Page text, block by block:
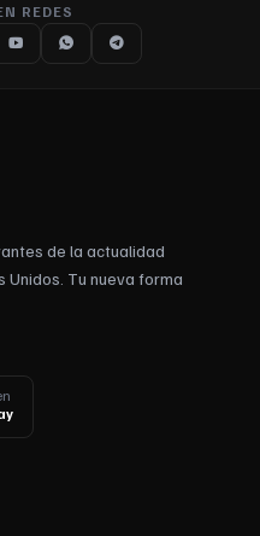
REDES
de la actualidad
Unidos. Tu nueva forma